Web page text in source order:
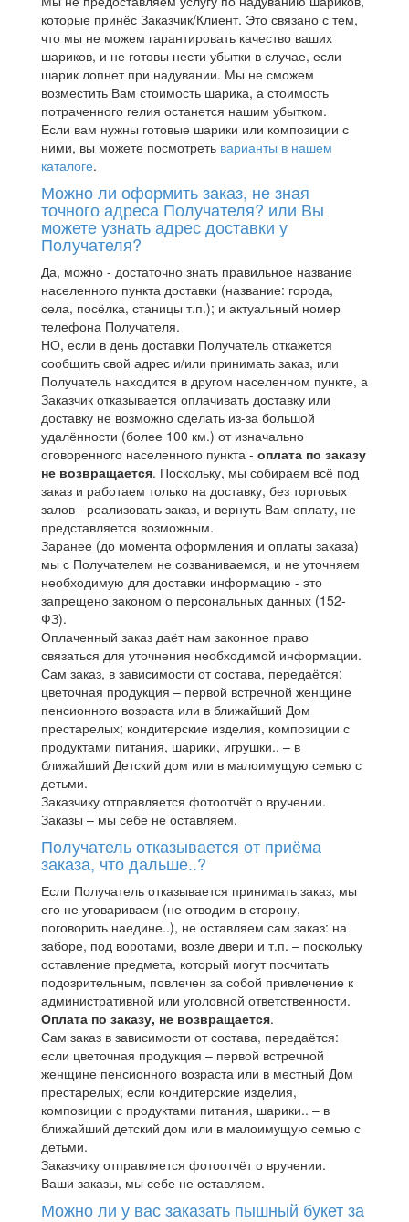
которые принёс Заказчик/Клиент. Это связано с тем,
что мы не можем гарантировать качество ваших
шариков, и не готовы нести убытки в случае, если
шарик лопнет при надувании. Мы не сможем
возместить Вам стоимость шарика, а стоимость
потраченного гелия останется нашим убытком.
Если вам нужны готовые шарики или композиции с
ними, вы можете посмотреть варианты в нашем
каталоге.
Можно ли оформить заказ, не зная
точного адреса Получателя? или Вы
можете узнать адрес доставки у
Получателя?
Да, можно - достаточно знать правильное название
населенного пункта доставки (название: города,
села, посёлка, станицы т.п.); и актуальный номер
телефона Получателя.
НО, если в день доставки Получатель откажется
сообщить свой адрес и/или принимать заказ, или
Получатель находится в другом населенном пункте, а
Заказчик отказывается оплачивать доставку или
доставку не возможно сделать из-за большой
удалённости (более 100 км.) от изначально
оговоренного населенного пункта - оплата по заказу
не возвращается. Поскольку, мы собираем всё под
заказ и работаем только на доставку, без торговых
залов - реализовать заказ, и вернуть Вам оплату, не
представляется возможным.
Заранее (до момента оформления и оплаты заказа)
мы с Получателем не созваниваемся, и не уточняем
необходимую для доставки информацию - это
запрещено законом о персональных данных (152-
ФЗ).
Оплаченный заказ даёт нам законное право
связаться для уточнения необходимой информации.
Сам заказ, в зависимости от состава, передаётся:
цветочная продукция – первой встречной женщине
пенсионного возраста или в ближайший Дом
престарелых; кондитерские изделия, композиции с
продуктами питания, шарики, игрушки.. – в
ближайший Детский дом или в малоимущую семью с
детьми.
Заказчику отправляется фотоотчёт о вручении.
Заказы – мы себе не оставляем.
Получатель отказывается от приёма
заказа, что дальше..?
Если Получатель отказывается принимать заказ, мы
его не уговариваем (не отводим в сторону,
поговорить наедине..), не оставляем сам заказ: на
заборе, под воротами, возле двери и т.п. – поскольку
оставление предмета, который могут посчитать
подозрительным, повлечен за собой привлечение к
административной или уголовной ответственности.
Оплата по заказу, не возвращается.
Сам заказ в зависимости от состава, передаётся:
если цветочная продукция – первой встречной
женщине пенсионного возраста или в местный Дом
престарелых; если кондитерские изделия,
композиции с продуктами питания, шарики.. – в
ближайший детский дом или в малоимущую семью с
детьми.
Заказчику отправляется фотоотчёт о вручении.
Ваши заказы, мы себе не оставляем.
Можно ли у вас заказать пышный букет за